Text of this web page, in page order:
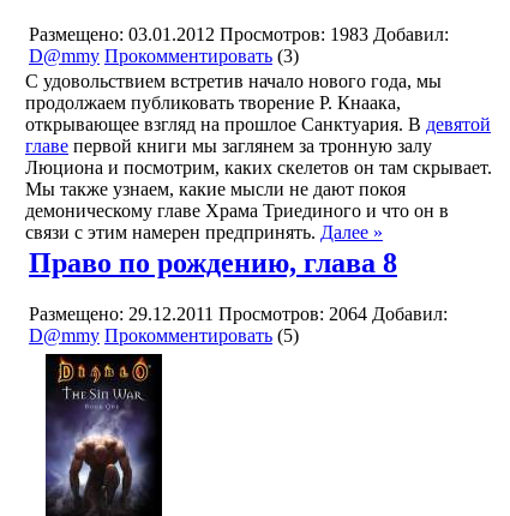
Размещено: 03.01.2012 Просмотров: 1983 Добавил:
D@mmy Прокомментировать (3)
С удовольствием встретив начало нового года, мы
продолжаем публиковать творение Р. Кнаака,
открывающее взгляд на прошлое Санктуария. В девятой
главе первой книги мы заглянем за тронную залу
Люциона и посмотрим, каких скелетов он там скрывает.
Мы также узнаем, какие мысли не дают покоя
демоническому главе Храма Триединого и что он в
связи с этим намерен предпринять. Далее »
Право по рождению, глава 8
Размещено: 29.12.2011 Просмотров: 2064 Добавил:
D@mmy Прокомментировать (5)